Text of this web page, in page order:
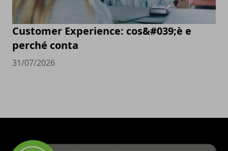
Customer Experience: cos&#039;è e
perché conta
31/07/2026